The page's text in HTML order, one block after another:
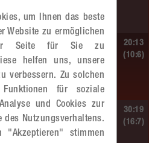
|
20:13
(10:6)
|
30:19
(16:7)
um Ihnen das beste
Website zu ermöglichen
Seite für Sie zu
helfen uns, unsere
verbessern. Zu solchen
Funktionen für soziale
und Cookies zur
des Nutzungsverhaltens.
"Akzeptieren" stimmen